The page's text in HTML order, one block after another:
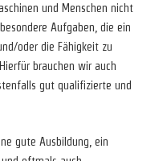
und Menschen nicht
Aufgaben, die ein
oder die Fähigkeit zu
brauchen wir auch
gut qualifizierte und
gute Ausbildung, ein